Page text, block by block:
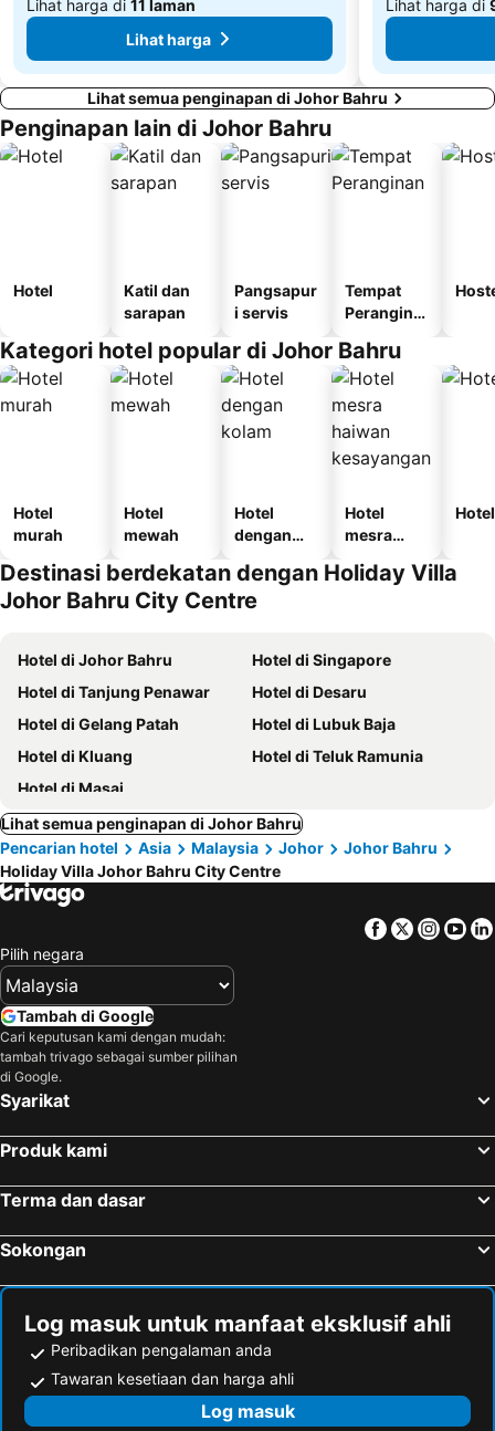
Lihat harga di 11 laman
Lihat harga
Lihat harga di
Lihat semua penginapan di Johor Bahru
Penginapan lain di Johor Bahru
Hotel
Katil dan
sarapan
Pangsapur
i servis
Tempat
Perangina
Kategori hotel popular di Johor Bahru
Hotel
murah
Hotel
mewah
Hotel
dengan
Hotel
mesra
kesayanga
Destinasi berdekatan dengan Holiday Villa
Johor Bahru City Centre
Hotel di Johor Bahru
Hotel di Singapore
Hotel di Tanjung Penawar
Hotel di Desaru
Hotel di Gelang Patah
Hotel di Lubuk Baja
Hotel di Kluang
Hotel di Teluk Ramunia
Hotel di Masai
Lihat semua penginapan di Johor Bahru
Pencarian hotel
Asia Malaysia Johor
Johor Bahru
Holiday Villa Johor Bahru City Centre
Facebook
Twitter
Pilih negara
Tambah di Google
Cari keputusan kami dengan mudah:
tambah trivago sebagai sumber pilihan
di Google.
Syarikat
Produk kami
Terma dan dasar
Sokongan
Log masuk untuk manfaat eksklusif ahli
Peribadikan pengalaman anda
Tawaran kesetiaan dan harga ahli
Log masuk